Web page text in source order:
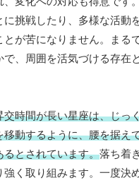
に挑戦したり、多様な活動
とが苦になりません。まる
で、周囲を活気づける存在
交時間が長い星座は、じっ
移動するように、腰を据え
るとされています。落ち着
強く取り組みます。一度決